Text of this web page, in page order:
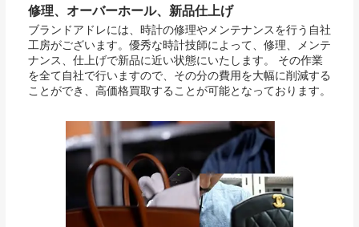
修理、オーバーホール、新品仕上げ
ブランドアドレには、時計の修理やメンテナンスを行う自社
工房がございます。優秀な時計技師によって、修理、メンテ
ナンス、仕上げで新品に近い状態にいたします。 その作業
を全て自社で行いますので、その分の費用を大幅に削減する
ことができ、高価格買取することが可能となっております。